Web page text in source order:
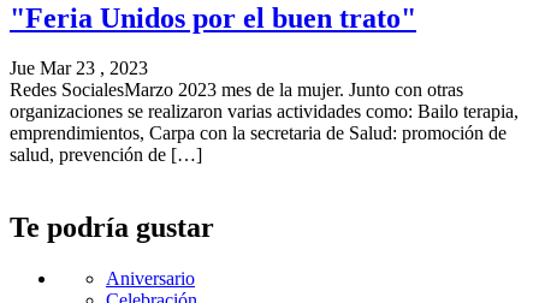
"Feria Unidos por el buen trato"
Jue Mar 23 , 2023
Redes SocialesMarzo 2023 mes de la mujer. Junto con otras
organizaciones se realizaron varias actividades como: Bailo terapia,
emprendimientos, Carpa con la secretaria de Salud: promoción de
salud, prevención de […]
Te podría gustar
Aniversario